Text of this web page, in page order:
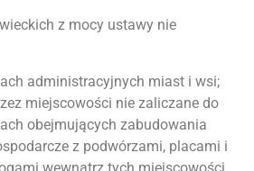
z mocy ustawy nie
administracyjnych miast i wsi;
miejscowości nie zaliczane do
obejmujących zabudowania
z podwórzami, placami i